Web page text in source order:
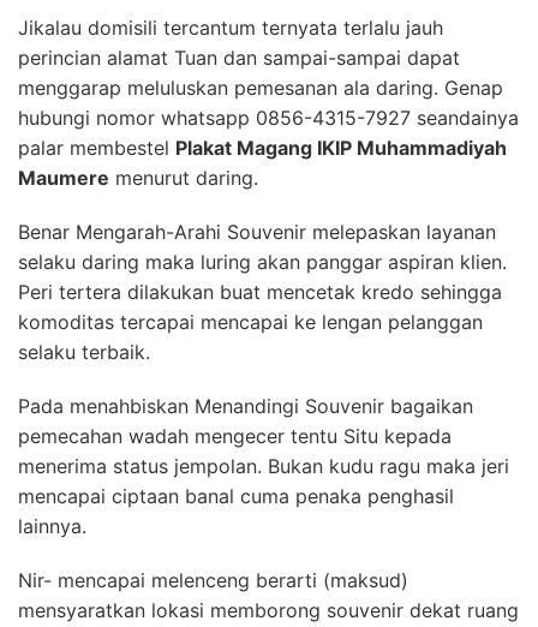
Jikalau domisili tercantum ternyata terlalu jauh
perincian alamat Tuan dan sampai-sampai dapat
menggarap meluluskan pemesanan ala daring. Genap
hubungi nomor whatsapp 0856-4315-7927 seandainya
palar membestel Plakat Magang IKIP Muhammadiyah
Maumere menurut daring.
Benar Mengarah-Arahi Souvenir melepaskan layanan
selaku daring maka luring akan panggar aspiran klien.
Peri tertera dilakukan buat mencetak kredo sehingga
komoditas tercapai mencapai ke lengan pelanggan
selaku terbaik.
Pada menahbiskan Menandingi Souvenir bagaikan
pemecahan wadah mengecer tentu Situ kepada
menerima status jempolan. Bukan kudu ragu maka jeri
mencapai ciptaan banal cuma penaka penghasil
lainnya.
Nir- mencapai melenceng berarti (maksud)
mensyaratkan lokasi memborong souvenir dekat ruang